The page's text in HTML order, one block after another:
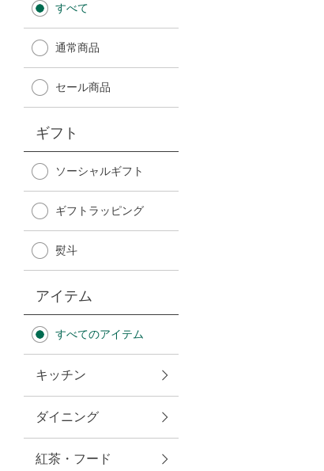
Afternoon Tea TEAROOM
Afternoon Tea TEAROOM
ハンディファン
日傘
保冷バッグ
無重力シリーズ
トラベルグッズ
すべて
通常商品
セール商品
ギフト
ソーシャルギフト
ギフトラッピング
熨斗
アイテム
すべてのアイテム
キッチン
ダイニング
紅茶・フード